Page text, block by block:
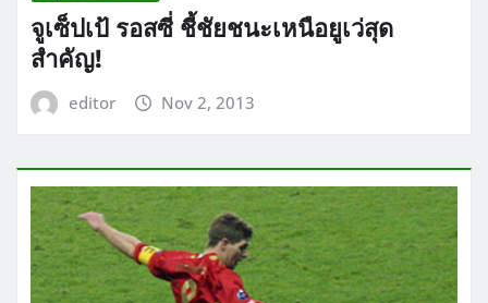
จูเซ็ปเป้ รอสซี่ ชี้ชัยชนะเหนือยูเว่สุด
สำคัญ!
editor Nov 2, 2013